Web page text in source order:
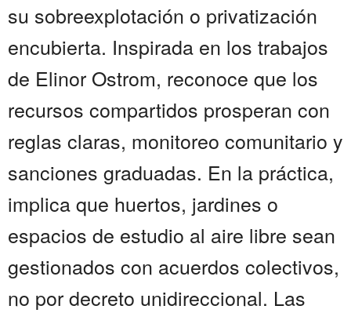
su sobreexplotación o privatización
encubierta. Inspirada en los trabajos
de Elinor Ostrom, reconoce que los
recursos compartidos prosperan con
reglas claras, monitoreo comunitario y
sanciones graduadas. En la práctica,
implica que huertos, jardines o
espacios de estudio al aire libre sean
gestionados con acuerdos colectivos,
no por decreto unidireccional. Las